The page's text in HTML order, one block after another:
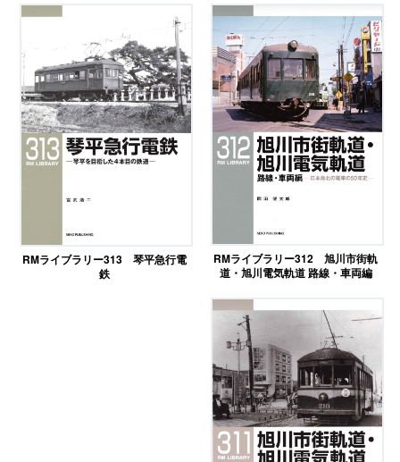
RMライブラリー313 琴平急行電
鉄
RMライブラリー312 旭川市街軌
道・旭川電気軌道 路線・車両編